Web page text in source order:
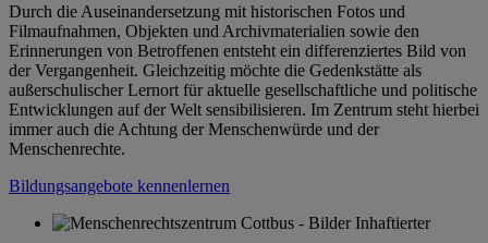
Durch die Auseinandersetzung mit historischen Fotos und
Filmaufnahmen, Objekten und Archivmaterialien sowie den
Erinnerungen von Betroffenen entsteht ein differenziertes Bild von
der Vergangenheit. Gleichzeitig möchte die Gedenkstätte als
außerschulischer Lernort für aktuelle gesellschaftliche und politische
Entwicklungen auf der Welt sensibilisieren. Im Zentrum steht hierbei
immer auch die Achtung der Menschenwürde und der
Menschenrechte.
Bildungsangebote kennenlernen